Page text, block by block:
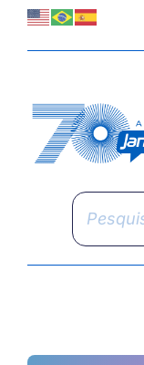
Skip
Pesquisar
produtos